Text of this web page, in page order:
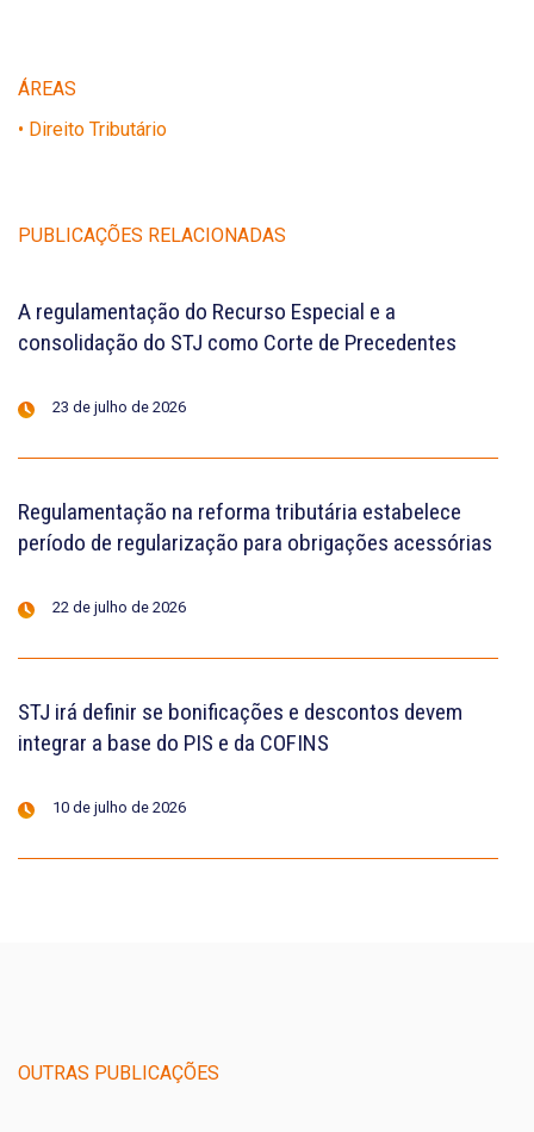
ÁREAS
• Direito Tributário
PUBLICAÇÕES RELACIONADAS
A regulamentação do Recurso Especial e a
consolidação do STJ como Corte de Precedentes
23 de julho de 2026
Regulamentação na reforma tributária estabelece
período de regularização para obrigações acessórias
22 de julho de 2026
STJ irá definir se bonificações e descontos devem
integrar a base do PIS e da COFINS
10 de julho de 2026
OUTRAS PUBLICAÇÕES